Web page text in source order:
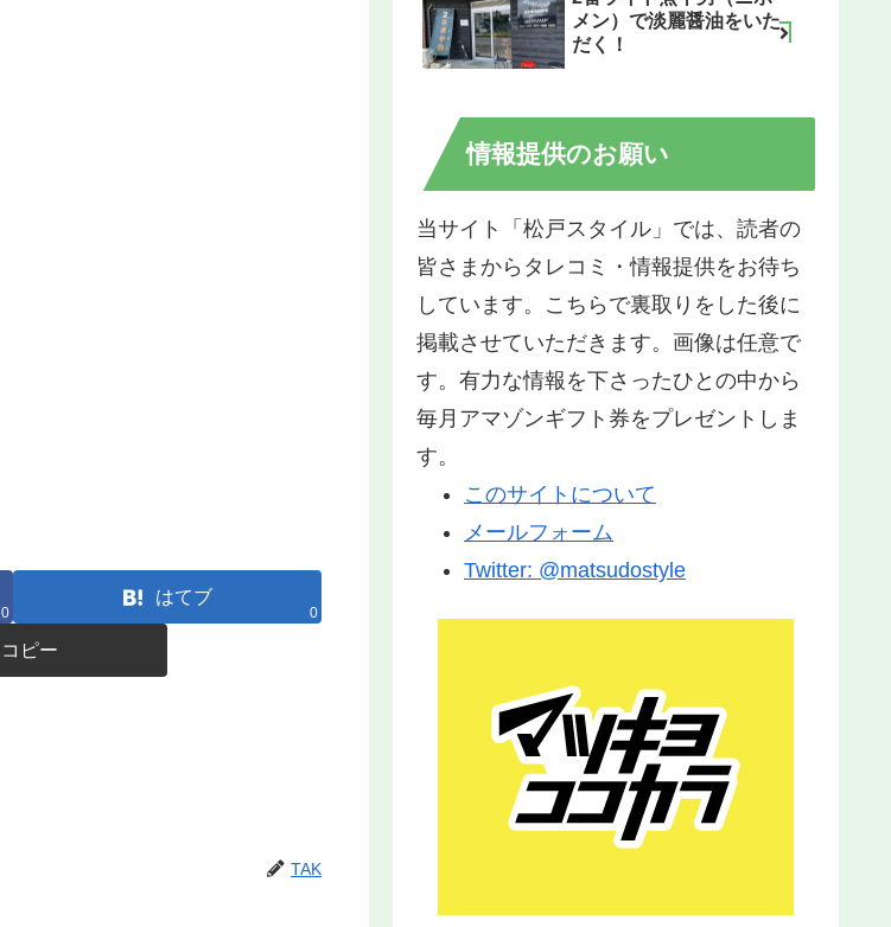
0
はてブ
0
コピー
TAK
メン）で淡麗醤油をいた
だく！
情報提供のお願い
当サイト「松戸スタイル」では、読者の
皆さまからタレコミ・情報提供をお待ち
しています。こちらで裏取りをした後に
掲載させていただきます。画像は任意で
す。有力な情報を下さったひとの中から
毎月アマゾンギフト券をプレゼントしま
す。
このサイトについて
メールフォーム
Twitter: @matsudostyle